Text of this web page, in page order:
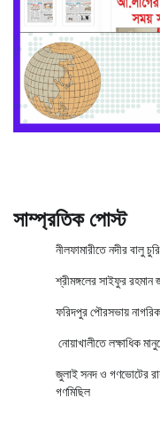
সাম্প্রতিক পোস্ট
নীলফামারীতে নদীর বালু
শ্রীমঙ্গলের সাইফুর রহমান
ফরিদপুর পৌরসভায়
নোয়াখালীতে লক্ষাধিক
জুলাই সনদ ও গণভোটের রায়
গণমিছিল